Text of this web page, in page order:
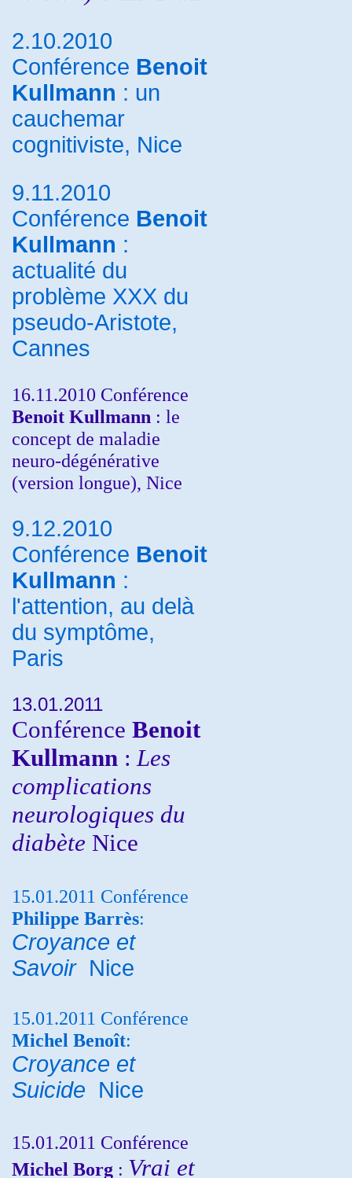
2.10.2010
Conférence Benoit
Kullmann : un
cauchemar
cognitiviste, Nice
9.11.2010
Conférence Benoit
Kullmann :
actualité du
problème XXX du
pseudo-Aristote,
Cannes
16.11.2010 Conférence
Benoit Kullmann : le
concept de maladie
neuro-dégénérative
(version longue), Nice
9.12.2010
Conférence Benoit
Kullmann :
l'attention, au delà
du symptôme,
Paris
13.01.2011
Conférence Benoit
Kullmann : Les
complications
neurologiques du
diabète Nice
15.01.2011 Conférence
Philippe Barrès:
Croyance et
Savoir Nice
15.01.2011 Conférence
Michel Benoît:
Croyance et
Suicide Nice
15.01.2011 Conférence
Michel Borg : Vrai et